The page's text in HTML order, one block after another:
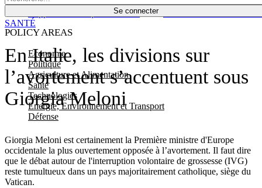
Se connecter
POLICY AREAS
Economie
Politique
Agriculture et Alimentation
Santé
Technologies
Energie, Environnement et Transport
Défense
Économie
En Italie, les divisions sur
l’avortement s’accentuent sous
Giorgia Meloni
Giorgia Meloni est certainement la Première ministre d'Europe
occidentale la plus ouvertement opposée à l’avortement. Il faut dire
que le débat autour de l'interruption volontaire de grossesse (IVG)
reste tumultueux dans un pays majoritairement catholique, siège du
Vatican.
SANTÉ